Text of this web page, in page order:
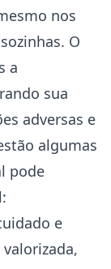
nos
O
a
sua
adversas e
algumas
pode
e